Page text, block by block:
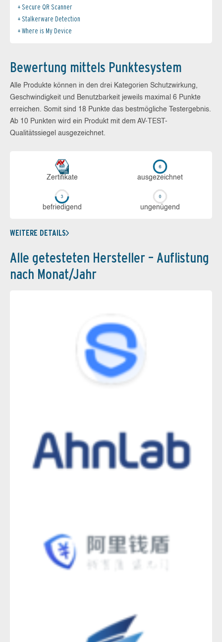
Secure QR Scanner
Stalkerware Detection
Where is My Device
Bewertung mittels Punktesystem
Alle Produkte können in den drei Kategorien Schutzwirkung,
Geschwindigkeit und Benutzbarkeit jeweils maximal 6 Punkte
erreichen. Somit sind 18 Punkte das bestmögliche Testergebnis.
Ab 10 Punkten wird ein Produkt mit dem AV-TEST-
Qualitätssiegel ausgezeichnet.
Zerti­fikate aus­ge­zeich­net
be­frie­di­gend un­ge­nü­gend
WEITERE DETAILS
Alle getesteten Hersteller – Auflistung
nach Monat/Jahr